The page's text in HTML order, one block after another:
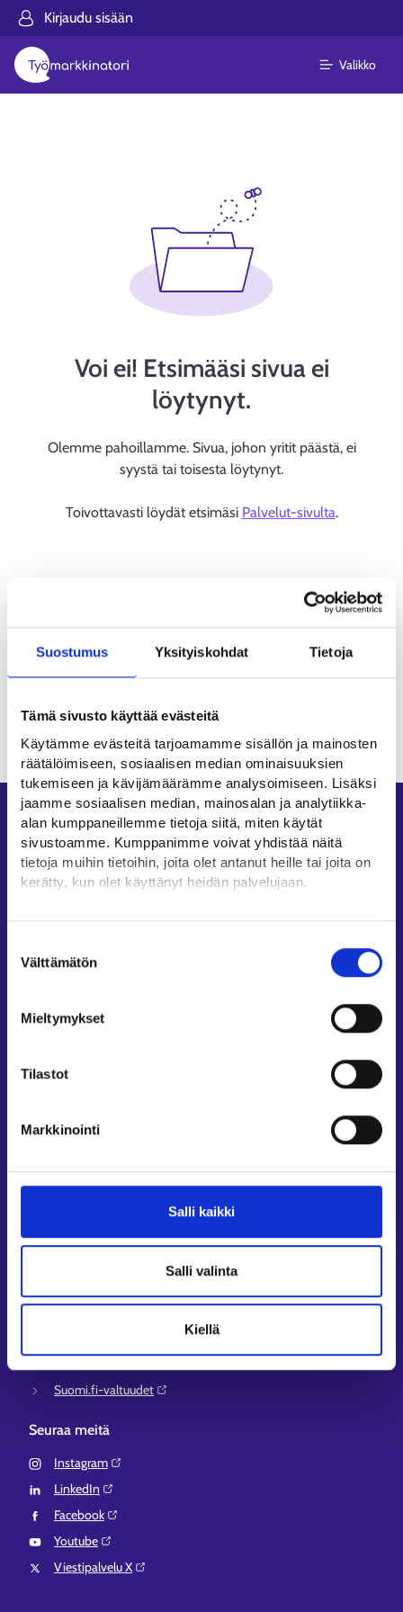
Suostumus Yksityiskohdat Tietoja
Tämä sivusto käyttää evästeitä
Käytämme evästeitä tarjoamamme sisällön ja mainosten
räätälöimiseen, sosiaalisen median ominaisuuksien
tukemiseen ja kävijämäärämme analysoimiseen. Lisäksi
jaamme sosiaalisen median, mainosalan ja analytiikka-
alan kumppaneillemme tietoja siitä, miten käytät
sivustoamme. Kumppanimme voivat yhdistää näitä
tietoja muihin tietoihin, joita olet antanut heille tai joita on
kerätty, kun olet käyttänyt heidän palvelujaan.
Löydät tietoa evästeiden käyttötarkoituksista
Lue tarkemmin
valinta
Välttämätön
Mieltymykset
Tilastot
Markkinointi
Salli kaikki
Salli valinta
Kiellä
Kirjaudu sisään
Valikko
Voi ei! Etsimääsi sivua ei
löytynyt.
Olemme pahoillamme. Sivua, johon yritit päästä, ei
syystä tai toisesta löytynyt.
Toivottavasti löydät etsimäsi Palvelut-sivulta.
Oikopolut
Asiointi
Oma työpolku
Tietoa muilla kielillä
Työllisyysalueiden yhteystiedot
Työttömyysturvaneuvonta
Asiointi- ja Oma työpolku -osioiden ohjeet
Osaamispolku⁠
Suomi.fi-valtuudet⁠
Seuraa meitä
Instagram⁠
LinkedIn⁠
Facebook⁠
Youtube⁠
Viestipalvelu X⁠